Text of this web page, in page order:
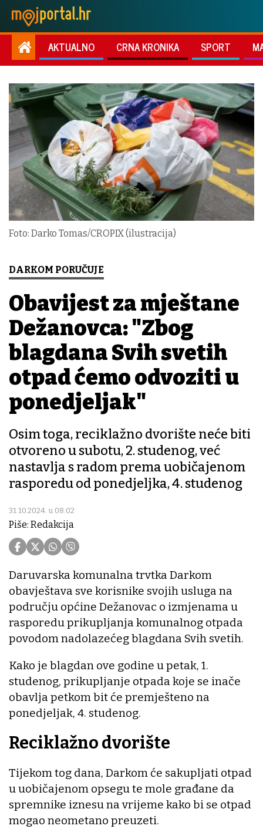
AKTUALNO CRNA KRONIKA SPORT
Foto: Darko Tomas/CROPIX (ilustracija)
DARKOM PORUČUJE
Obavijest za mještane
Dežanovca: "Zbog
blagdana Svih svetih
otpad ćemo odvoziti u
ponedjeljak"
Osim toga, reciklažno dvorište neće biti
otvoreno u subotu, 2. studenog, već
nastavlja s radom prema uobičajenom
rasporedu od ponedjeljka, 4. studenog
31.10.2024. u 08:02
Piše: Redakcija
Daruvarska komunalna trvtka Darkom
obavještava sve korisnike svojih usluga na
području općine Dežanovac o izmjenama u
rasporedu prikupljanja komunalnog otpada
povodom nadolazećeg blagdana Svih svetih.
Kako je blagdan ove godine u petak, 1.
studenog, prikupljanje otpada koje se inače
obavlja petkom bit će premješteno na
ponedjeljak, 4. studenog.
Reciklažno dvorište
Tijekom tog dana, Darkom će sakupljati otpad
u uobičajenom opsegu te mole građane da
spremnike iznesu na vrijeme kako bi se otpad
mogao neometano preuzeti.